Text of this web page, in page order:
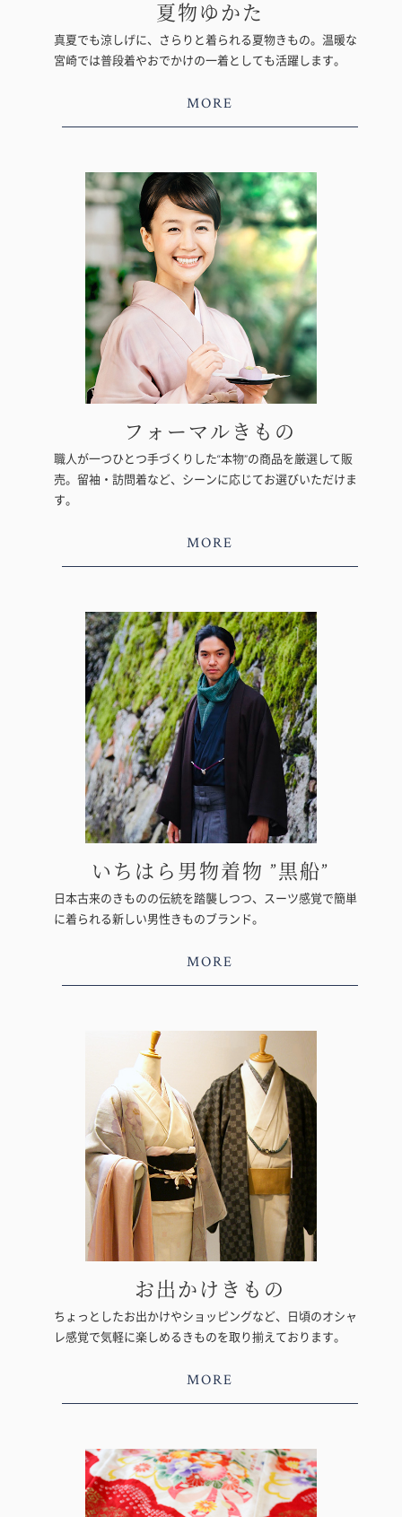
夏物ゆかた
真夏でも涼しげに、さらりと着られる夏物きもの。温暖な
宮崎では普段着やおでかけの一着としても活躍します。
MORE
フォーマルきもの
職人が一つひとつ手づくりした“本物”の商品を厳選して販
売。留袖・訪問着など、シーンに応じてお選びいただけま
す。
MORE
いちはら男物着物 ”黒船”
日本古来のきものの伝統を踏襲しつつ、スーツ感覚で簡単
に着られる新しい男性きものブランド。
MORE
お出かけきもの
ちょっとしたお出かけやショッピングなど、日頃のオシャ
レ感覚で気軽に楽しめるきものを取り揃えております。
MORE